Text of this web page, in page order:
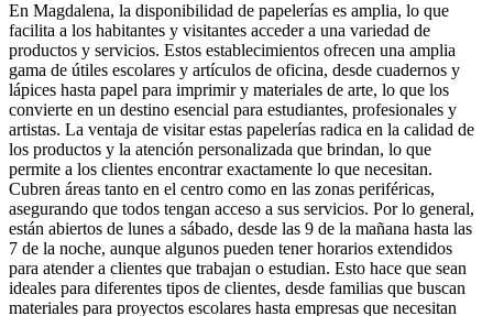
En Magdalena, la disponibilidad de papelerías es amplia, lo que
facilita a los habitantes y visitantes acceder a una variedad de
productos y servicios. Estos establecimientos ofrecen una amplia
gama de útiles escolares y artículos de oficina, desde cuadernos y
lápices hasta papel para imprimir y materiales de arte, lo que los
convierte en un destino esencial para estudiantes, profesionales y
artistas. La ventaja de visitar estas papelerías radica en la calidad de
los productos y la atención personalizada que brindan, lo que
permite a los clientes encontrar exactamente lo que necesitan.
Cubren áreas tanto en el centro como en las zonas periféricas,
asegurando que todos tengan acceso a sus servicios. Por lo general,
están abiertos de lunes a sábado, desde las 9 de la mañana hasta las
7 de la noche, aunque algunos pueden tener horarios extendidos
para atender a clientes que trabajan o estudian. Esto hace que sean
ideales para diferentes tipos de clientes, desde familias que buscan
materiales para proyectos escolares hasta empresas que necesitan